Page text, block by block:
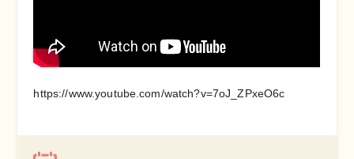
https://www.youtube.com/watch?v=7oJ_ZPxeO6c